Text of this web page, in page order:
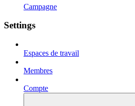
Campagne
Settings
Espaces de travail
Membres
Compte